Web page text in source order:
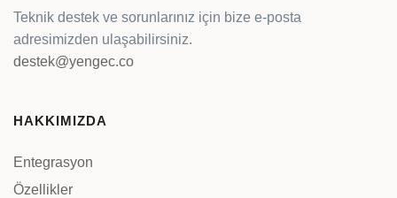
Teknik destek ve sorunlarınız için bize e-posta
adresimizden ulaşabilirsiniz.
destek@yengec.co
HAKKIMIZDA
Entegrasyon
Özellikler